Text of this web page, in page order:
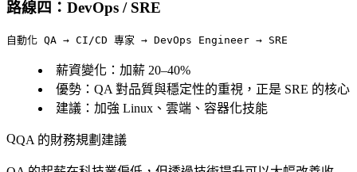
路線四：DevOps / SRE
薪資變化 ：加薪 20–40%
優勢 ：QA 對品質與穩定性的重視，正是 SRE 的核心
建議 ：加強 Linux、雲端、容器化技能
QA 的財務規劃建議